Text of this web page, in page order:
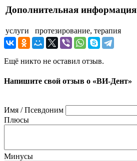
Дополнительная информация
услуги протезирование, терапия
Ещё никто не оставил отзыв.
Напишите свой отзыв о «ВИ-Дент»
Имя / Псевдоним
Плюсы
Минусы